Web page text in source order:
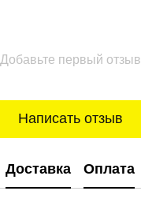
Добавьте первый отзыв
Написать отзыв
Доставка Оплата